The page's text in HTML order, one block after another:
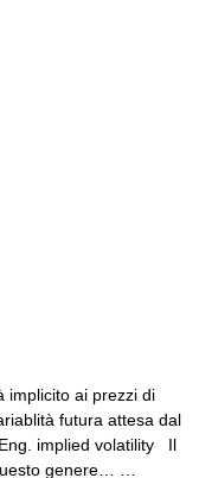
ai prezzi di
futura attesa dal
implied volatility Il
genere… …